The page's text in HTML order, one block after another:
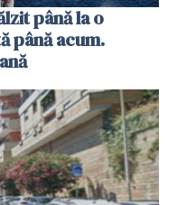
până la o
până acum.